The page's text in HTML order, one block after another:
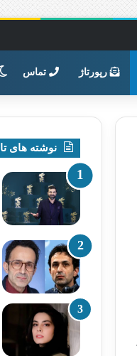
رپورتاژ تماس
نوشته های